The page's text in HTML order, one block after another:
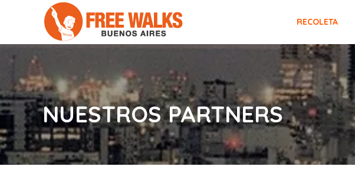
RECOLETA
NUESTROS PARTNERS